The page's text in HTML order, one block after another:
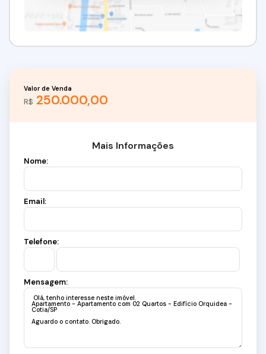
R$ 250.000,00
Valor de Venda
Mais Informações
Nome:
Email:
Telefone:
Mensagem: